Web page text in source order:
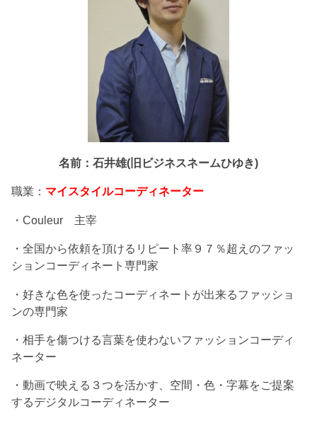
名前：石井雄(旧ビジネスネームひゆき)
職業： マイスタイルコーディネーター
・Couleur 主宰
・全国から依頼を頂けるリピート率９７％超えのファッ
ションコーディネート専門家
・好きな色を使ったコーディネートが出来るファッショ
ンの専門家
・相手を傷つける言葉を使わないファッションコーディ
ネーター
・動画で映える３つを活かす、空間・色・字幕をご提案
するデジタルコーディネーター